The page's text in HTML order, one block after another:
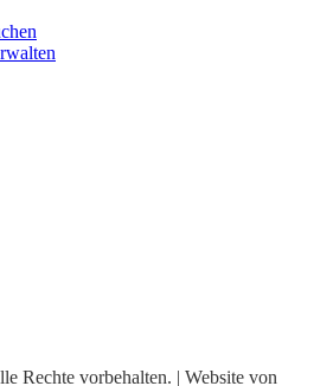
Rechte vorbehalten. | Website von